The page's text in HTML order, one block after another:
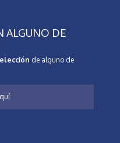
ALGUNO DE
de alguno de